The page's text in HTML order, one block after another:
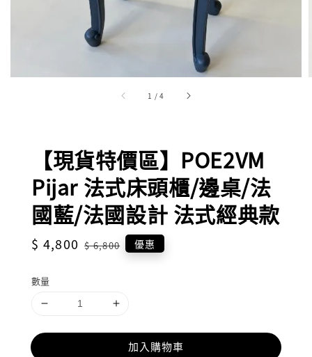
1 /4
【現貨特價區】POE2VM
Pijar 法式床頭櫃/邊桌/法
國藍/法國設計 法式經典款
Sale
$ 4,800 Regular
$ 6,800 優惠
數量
加入購物車